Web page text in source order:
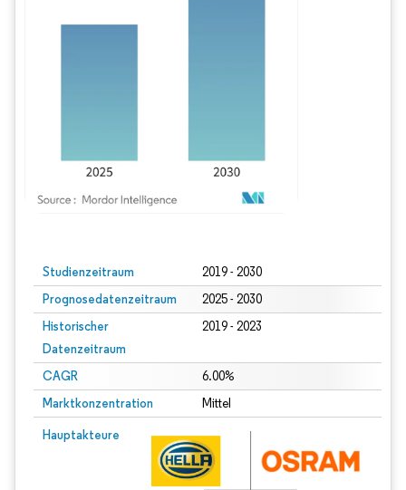
Studienzeitraum 2019 - 2030
Prognosedatenzeitraum 2025 - 2030
Historischer
Datenzeitraum
2019 - 2023
CAGR 6.00%
Marktkonzentration Mittel
Hauptakteure